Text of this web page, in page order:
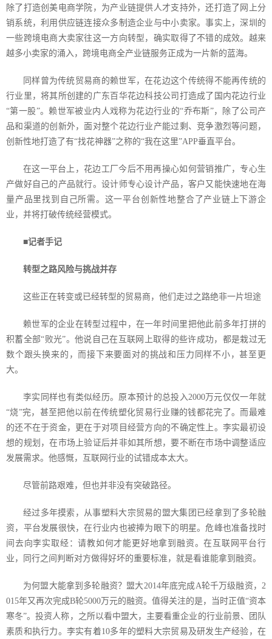
除了打造创美电商学院，为产业链提供人才支持外，还打造了网上分
销系统，利用供应链连接众多制造企业与中小卖家。事实上，深圳的
一些跨境电商大卖家往这一方向转型，确实取得了不错的成效。越来
越多小卖家的涌入，跨境电商全产业链服务正成为一片新的蓝海。
同样曾为传统贸易商的赖世军，在花边这个传统得不能再传统的
行业里，将其所创建的广东百华花边科技公司打造成了国内花边行业
“第一股”。赖世军被业内人戏称为花边行业的“乔布斯”，除了公司产
品和渠道的创新外，面对整个花边行业产能过剩、竞争激烈等问题，
创新性地打造了有“找花神器”之称的“我在这里”APP垂直平台。
在这一平台上，花边工厂今后不用再操心如何营销推广，专心生
产做好自己的产品就行。设计师专心设计产品，客户又能快速地在海
量产品里找到自己所需。这一平台创新性地整合了产业链上下游企
业，并将打破传统经营模式。
■记者手记
转型之路风险与挑战并存
这些正在转变或已经转型的贸易商，他们走过之路绝非一片坦途
赖世军的企业在转型过程中，在一年时间里把他此前多年打拼的
积蓄全部“败光”。他说自己在互联网上取得的些许成功，都是栽过无
数个跟头换来的，而接下来要面对的挑战和压力同样不小，甚至更
大。
李实同样也有类似经历。原本预计的总投入2000万元仅仅一年就
“烧”完，甚至把他以前在传统塑化贸易行业赚的钱都花完了。而最难
的还不在于资金，更在于对项目经营方向的不确定性上。李实最初设
想的规划，在市场上验证后并非如其所想，要不断在市场中调整适应
发展需求。他感慨，互联网行业的试错成本太大。
尽管前路艰难，但也并非没有突破路径。
经过多年摸索，从事塑料大宗贸易的盟大集团已经拿到了多轮融
资，平台发展很快，在行业内也被捧为眼下的明星。危峰也准备找时
间去向李实取经：请教如何才能更好地拿到融资。在互联网平台行
业，同行之间判断对方做得好坏的重要标准，就是看谁能拿到融资。
为何盟大能拿到多轮融资？盟大2014年底完成A轮千万级融资，2
015年又再次完成B轮5000万元的融资。值得关注的是，当时正值“资本
寒冬”。投资人称，之所以看中盟大，主要看重企业的行业前景、团队
素质和执行力。李实有着10多年的塑料大宗贸易及研发生产经验，在